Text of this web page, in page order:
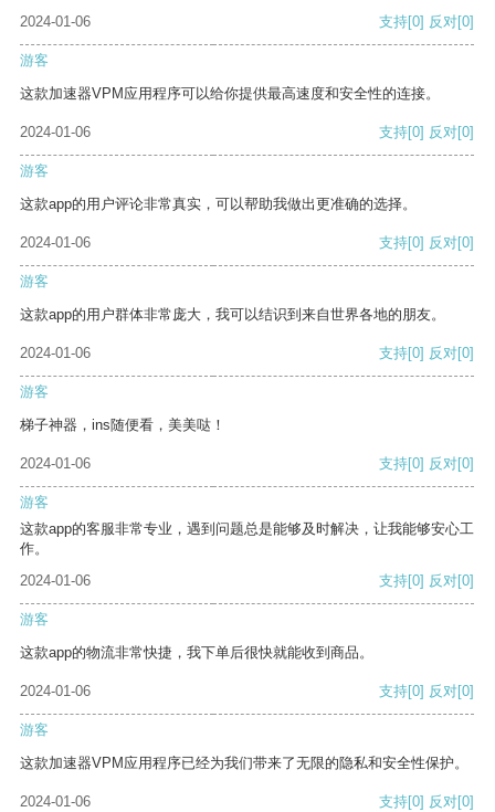
2024-01-06
支持[0] 反对[0]
游客
这款加速器VPM应用程序可以给你提供最高速度和安全性的连接。
2024-01-06 支持[0] 反对[0]
游客
这款app的用户评论非常真实，可以帮助我做出更准确的选择。
2024-01-06 支持[0] 反对[0]
游客
这款app的用户群体非常庞大，我可以结识到来自世界各地的朋友。
2024-01-06 支持[0] 反对[0]
游客
梯子神器，ins随便看，美美哒！
2024-01-06 支持[0] 反对[0]
游客
这款app的客服非常专业，遇到问题总是能够及时解决，让我能够安心工
作。
2024-01-06
支持[0] 反对[0]
游客
这款app的物流非常快捷，我下单后很快就能收到商品。
2024-01-06 支持[0] 反对[0]
游客
这款加速器VPM应用程序已经为我们带来了无限的隐私和安全性保护。
2024-01-06 支持[0] 反对[0]